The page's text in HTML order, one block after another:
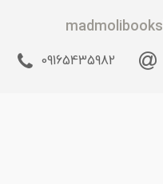
09165435982